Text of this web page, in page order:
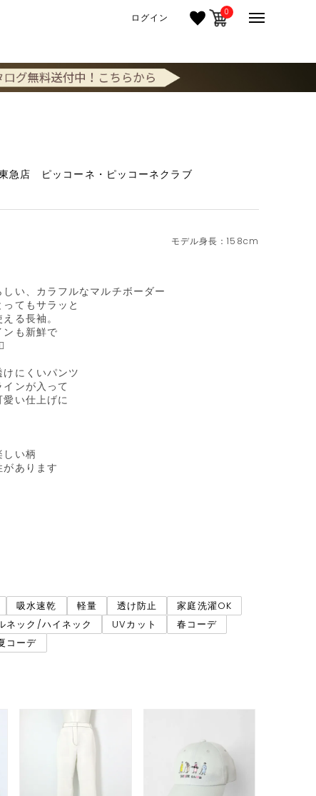
ログイン 0
急店 ピッコーネ・ピッコーネクラブ
158cm
しい、カラフルなマルチボーダー
てもサラッと
る長袖。
も新鮮で
けにくいパンツ
ンが入って
い仕上げに
い柄
あります
吸水速乾 軽量 透け防止
家庭洗濯OK
ネック/ハイネック UVカット
春コーデ
コーデ